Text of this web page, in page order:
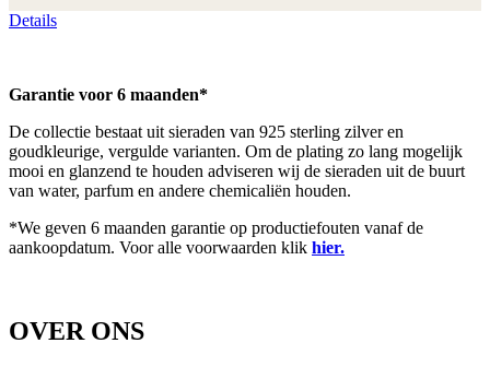
Details
Garantie voor 6 maanden*
De collectie bestaat uit sieraden van 925 sterling zilver en
goudkleurige, vergulde varianten. Om de plating zo lang mogelijk
mooi en glanzend te houden adviseren wij de sieraden uit de buurt
van water, parfum en andere chemicaliën houden.
*We geven 6 maanden garantie op productiefouten vanaf de
aankoopdatum. Voor alle voorwaarden klik hier.
OVER ONS